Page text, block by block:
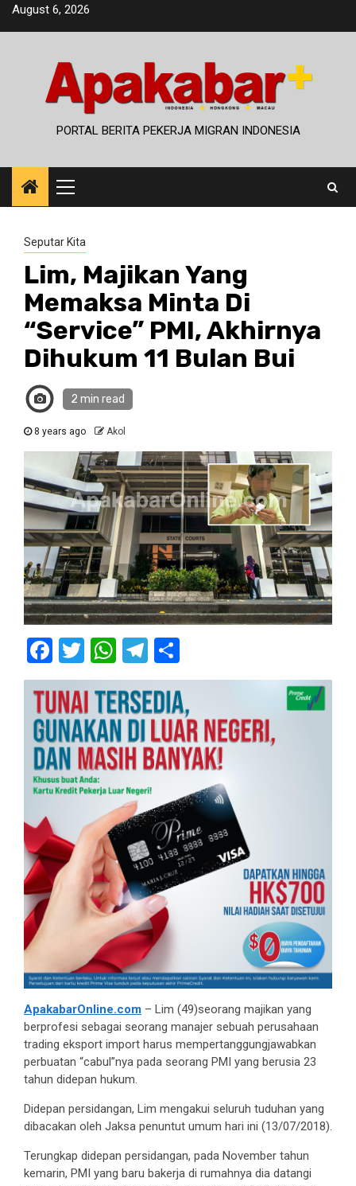
SkipAugust 6, 2026
PORTAL BERITA PEKERJA MIGRAN INDONESIA
Primary
Menu
Seputar Kita
Lim, Majikan Yang
Memaksa Minta Di
“Service” PMI, Akhirnya
Dihukum 11 Bulan Bui
2 min read
8 years ago Akol
Facebook
Twitter
WhatsApp
Telegram
ApakabarOnline.com – Lim (49)seorang majikan yang
berprofesi sebagai seorang manajer sebuah perusahaan
trading eksport import harus mempertanggungjawabkan
perbuatan “cabul”nya pada seorang PMI yang berusia 23
tahun didepan hukum.
Didepan persidangan, Lim mengakui seluruh tuduhan yang
dibacakan oleh Jaksa penuntut umum hari ini (13/07/2018).
Terungkap didepan persidangan, pada November tahun
kemarin, PMI yang baru bakerja di rumahnya dia datangi